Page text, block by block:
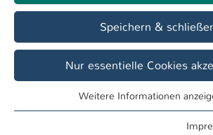
Biographie
1997-2002
Studium des Maschinenbaus, TU
Speichern &
Nur essentielle Cookies
Essentielle Cookies werden für
Weitere Informationen